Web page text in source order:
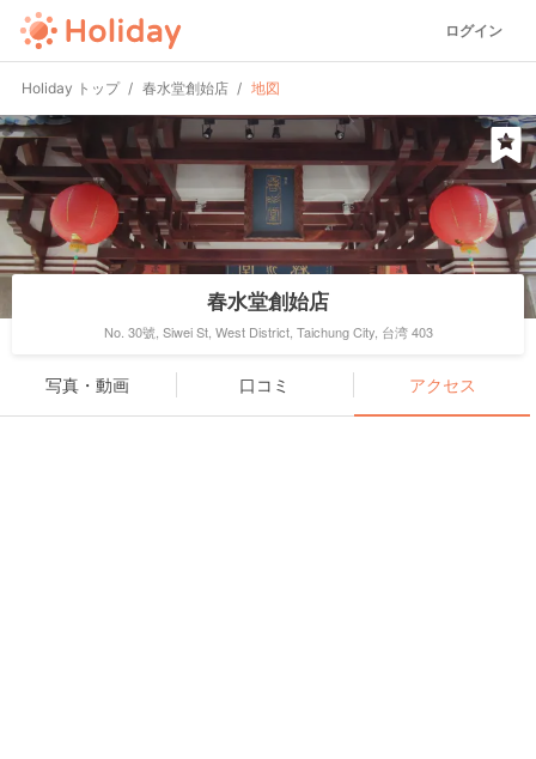
ログイン
Holiday トップ 春水堂創始店 地図
春水堂創始店
No. 30號, Siwei St, West District, Taichung City, 台湾 403
写真・動画 口コミ アクセス